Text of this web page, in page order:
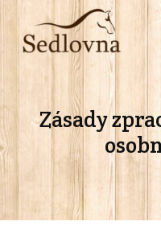
Zásady